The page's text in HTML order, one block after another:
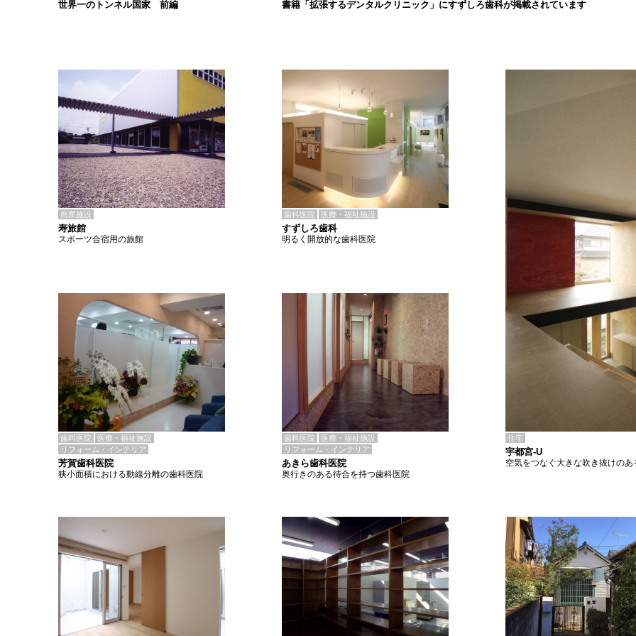
書籍「拡張するデンタルクリニック」にすずしろ歯科が掲載されています
世界一のトンネル国家 前編
商業施設
寿旅館
スポーツ合宿用の旅館
歯科医院 医療・福祉施設
すずしろ歯科
明るく開放的な歯科医院
歯科医院
医療・福祉施設
リフォーム・インテリア
芳賀歯科医院
狭小面積における動線分離の歯科医院
歯科医院
医療・福祉施設
リフォーム・インテリア
あきら歯科医院
奥行きのある待合を持つ歯科医院
住宅
宇都宮-U
空気をつなぐ大きな吹き抜けのあ